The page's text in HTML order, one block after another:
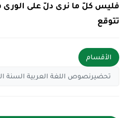
فليس كلّ ما نرى دلّ على الورى
تتوقع
الأقسام
تحضيرنصوص اللغة العربية السنة